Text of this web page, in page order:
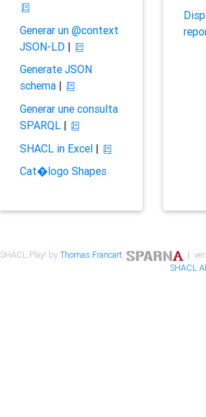
Generar un @context
JSON-LD|
Generate JSON
schema|
Generar une consulta
SPARQL|
SHACL in Excel|
Cat�logo Shapes
SHACL Play! byThomas Francart,
|
SHACL